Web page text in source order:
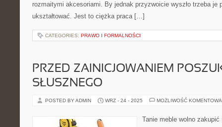
rozmaitymi akcesoriami. By jednak przyzwoicie wyszło trzeba je
ukształtować. Jest to ciężka praca […]
CATEGORIES: PRAWO I FORMALNOŚCI
PRZED ZAINICJOWANIEM
SŁUSZNEGO
POSTED BY ADMIN WRZ - 24 - 2025 MOŻLIWOŚĆ
Tanie meble wolno